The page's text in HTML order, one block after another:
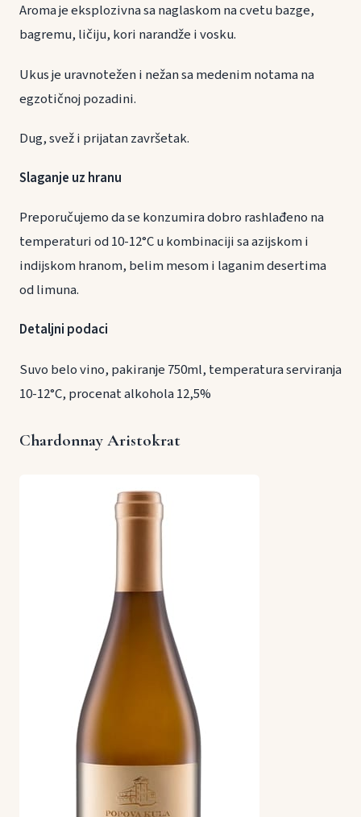
Aroma je eksplozivna sa naglaskom na cvetu bazge,
bagremu, ličiju, kori narandže i vosku.
Ukus je uravnotežen i nežan sa medenim notama na
egzotičnoj pozadini.
Dug, svež i prijatan završetak.
Slaganje uz hranu
Preporučujemo da se konzumira dobro rashlađeno na
temperaturi od 10-12°C u kombinaciji sa azijskom i
indijskom hranom, belim mesom i laganim desertima
od limuna.
Detaljni podaci
Suvo belo vino, pakiranje 750ml, temperatura serviranja
10-12°C, procenat alkohola 12,5%
Chardonnay Aristokrat